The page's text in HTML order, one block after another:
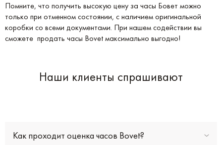
Помните, что получить высокую цену за часы Бовет можно
только при отменном состоянии, с наличием оригинальной
коробки со всеми документами. При нашем содействии вы
сможете продать часы Bovet максимально выгодно!
Наши клиенты спрашивают
Как проходит оценка часов Bovet?